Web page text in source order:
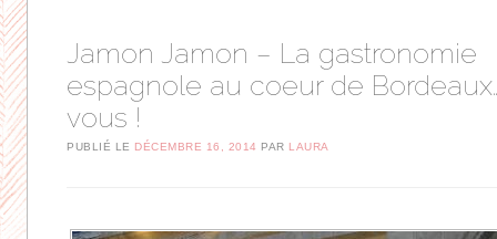
Jamon Jamon – La gastronomie
espagnole au coeur de
vous !
PUBLIÉ LE DÉCEMBRE 16, 2014 PAR LAURA